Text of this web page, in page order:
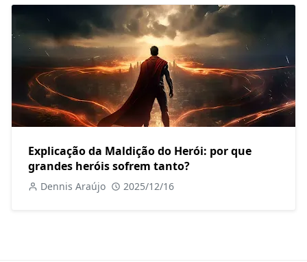
Explicação da Maldição do Herói: por que
grandes heróis sofrem tanto?
Dennis Araújo 2025/12/16